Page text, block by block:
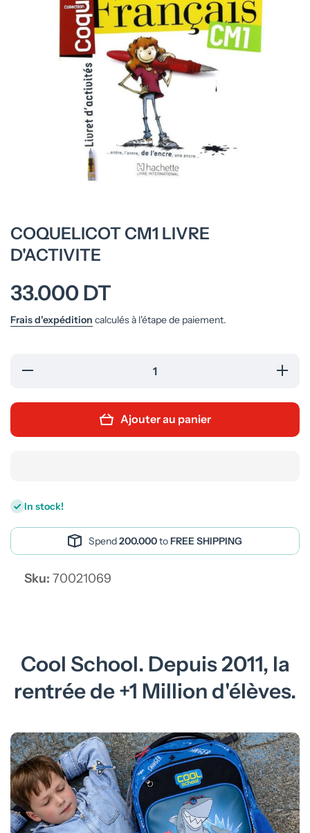
COQUELICOT CM1 LIVRE
D'ACTIVITE
33.000 DT
Frais d'expédition calculés à l'étape de paiement.
Ajouter au panier
In stock!
Spend200.000toFREE SHIPPING
Sku: 70021069
Cool School. Depuis 2011, la
rentrée de +1 Million d'élèves.